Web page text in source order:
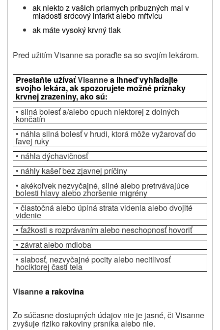
ak niekto z vašich priamych príbuzných mal v
mladosti srdcový infarkt alebo mŕtvicu
ak máte vysoký krvný tlak
Pred užitím Visanne saporaďte sa so svojím lekárom.
Prestaňte užívaťVisannea ihneď vyhľadajte
svojho lekára, ak spozorujete možné príznaky
krvnej zrazeniny, ako sú:
• silná bolesť a/alebo opuch niektorej z dolných
končatín
• náhla silná bolesť v hrudi, ktorá môže vyžarovať do
ľavej ruky
• náhla dýchavičnosť
• náhly kašeľ bez zjavnej príčiny
• akékoľvek nezvyčajné, silné alebo pretrvávajúce
bolesti hlavy alebo zhoršenie migrény
• čiastočná alebo úplná strata videnia alebo dvojité
videnie
• ťažkosti s rozprávaním alebo neschopnosť hovoriť
• závrat alebo mdloba
• slabosť, nezvyčajné pocity alebo necitlivosť
hociktorej časti tela
Visannea rakovina
Zo súčasne dostupných údajov nie je jasné, či Visanne
zvyšuje riziko rakoviny prsníka alebo nie.